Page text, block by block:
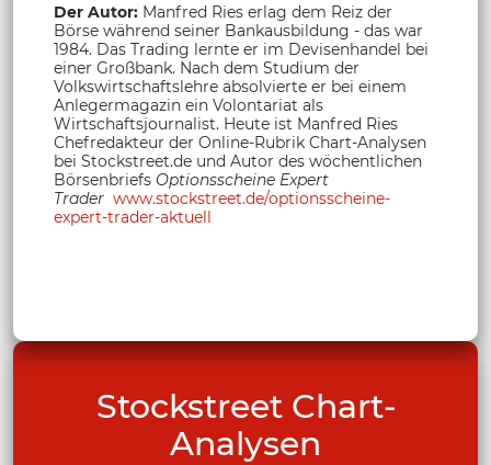
Der Autor: Manfred Ries erlag dem Reiz der
Börse während seiner Bankausbildung - das war
1984. Das Trading lernte er im Devisenhandel bei
einer Großbank. Nach dem Studium der
Volkswirtschaftslehre absolvierte er bei einem
Anlegermagazin ein Volontariat als
Wirtschaftsjournalist. Heute ist Manfred Ries
Chefredakteur der Online-Rubrik Chart-Analysen
bei Stockstreet.de und Autor des wöchentlichen
Börsenbriefs Optionsscheine Expert
Trader www.stockstreet.de/optionsscheine-
expert-trader-aktuell
Stockstreet Chart-
Analysen